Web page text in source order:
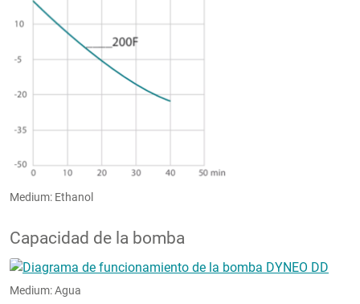
Medium: Ethanol
Capacidad de la bomba
Medium: Agua